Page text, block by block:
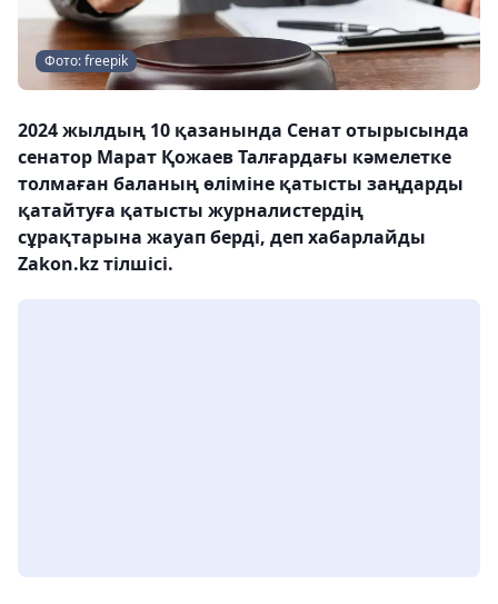
Фото: freepik
2024 жылдың 10 қазанында Сенат отырысында
сенатор Марат Қожаев Талғардағы кәмелетке
толмаған баланың өліміне қатысты заңдарды
қатайтуға қатысты журналистердің
сұрақтарына жауап берді, деп хабарлайды
Zakon.kz тілшісі.